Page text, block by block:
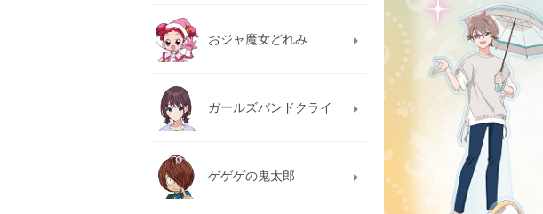
おジャ魔女どれみ
ガールズバンドクライ
ゲゲゲの鬼太郎